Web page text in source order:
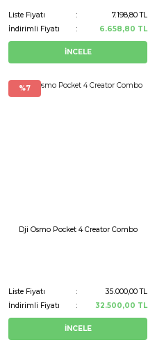
Liste Fiyatı
7.198,80 TL
İndirimli Fiyatı
6.658,80 TL
İNCELE
%7
Dji Osmo Pocket 4 Creator Combo
Liste Fiyatı
35.000,00 TL
İndirimli Fiyatı
32.500,00 TL
İNCELE